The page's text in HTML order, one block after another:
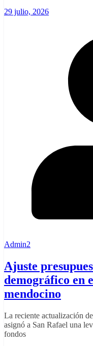
29 julio, 2026
Admin2
Ajuste
demográfico en
mendocino
La reciente actualización
asignó a San Rafael una
fondos